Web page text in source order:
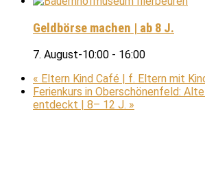
Geldbörse machen | ab 8 J.
7. August-10:00 - 16:00
« Eltern Kind Café | f. Eltern mit
Ferienkurs in Oberschönenfeld:
entdeckt | 8– 12 J. »